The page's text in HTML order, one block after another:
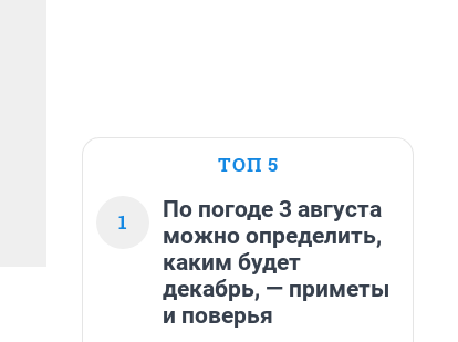
ТОП 5
1
По погоде 3 августа
можно определить,
каким будет
декабрь, — приметы
и поверья